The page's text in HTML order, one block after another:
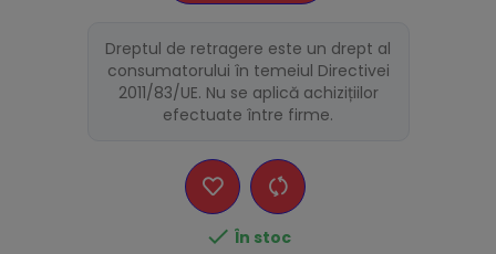
Dreptul de retragere este un drept al
consumatorului în temeiul Directivei
2011/83/UE. Nu se aplică achizițiilor
efectuate între firme.
 În stoc